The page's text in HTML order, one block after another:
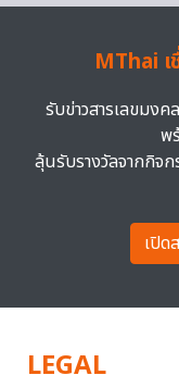
MThai เ
รับข่าวสารเลขมงค
พ
ลุ้นรับรางวัลจากกิจ
เปิด
LEGAL